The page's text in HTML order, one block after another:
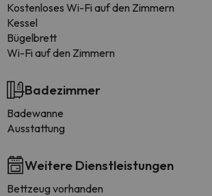
Kostenloses Wi-Fi auf den Zimmern
Kessel
Bügelbrett
Wi-Fi auf den Zimmern
Badezimmer
Badewanne
Ausstattung
Weitere Dienstleistungen
Bettzeug vorhanden